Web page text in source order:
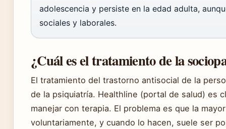
adolescencia y persiste en la edad adulta,
sociales y laborales.
¿Cuál es el tratamiento de la
El tratamiento del trastorno antisocial de la
de la psiquiatría. Healthline (portal de salud) es
manejar con terapia. El problema es que la
voluntariamente, y cuando lo hacen, suele ser